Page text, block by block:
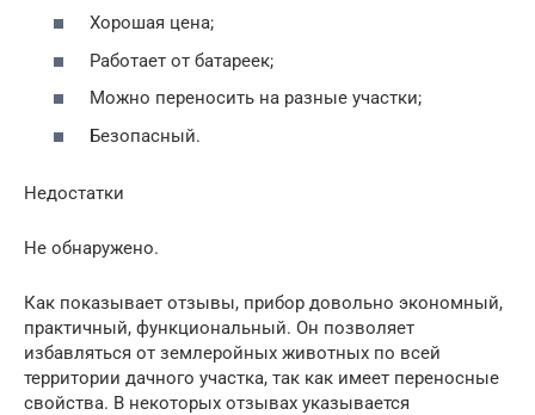
Хорошая цена;
Работает от батареек;
Можно переносить на разные участки;
Безопасный.
Недостатки
Не обнаружено.
Как показывает отзывы, прибор довольно экономный,
практичный, функциональный. Он позволяет
избавляться от землеройных животных по всей
территории дачного участка, так как имеет переносные
свойства. В некоторых отзывах указывается